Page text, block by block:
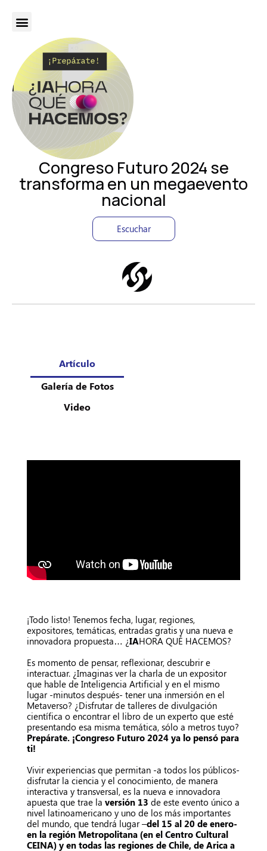
Congreso Futuro 2024 se
transforma en un megaevento
nacional
Escuchar
Artículo
Galería de Fotos
Video
¡Todo listo! Tenemos fecha, lugar, regiones,
expositores, temáticas, entradas gratis y una nueva e
innovadora propuesta… ¿IAHORA QUÉ HACEMOS?
Es momento de pensar, reflexionar, descubrir e
interactuar. ¿Imaginas ver la charla de un expositor
que hable de Inteligencia Artificial y en el mismo
lugar -minutos después- tener una inmersión en el
Metaverso? ¿Disfrutar de talleres de divulgación
científica o encontrar el libro de un experto que esté
presentando esa misma temática, sólo a metros tuyo?
Prepárate. ¡Congreso Futuro 2024 ya lo pensó para
ti!
Vivir experiencias que permitan -a todos los públicos-
disfrutar la ciencia y el conocimiento, de manera
interactiva y transversal, es la nueva e innovadora
apuesta que trae la versión 13 de este evento único a
nivel latinoamericano y uno de los más importantes
del mundo, que tendrá lugar –del 15 al 20 de enero-
en la región Metropolitana (en el Centro Cultural
CEINA) y en todas las regiones de Chile, de Arica a